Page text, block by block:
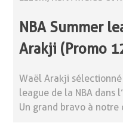
NBA Summer
Arakji (Promo
Waël Arakji
league de la NBA dans
Un grand bravo à